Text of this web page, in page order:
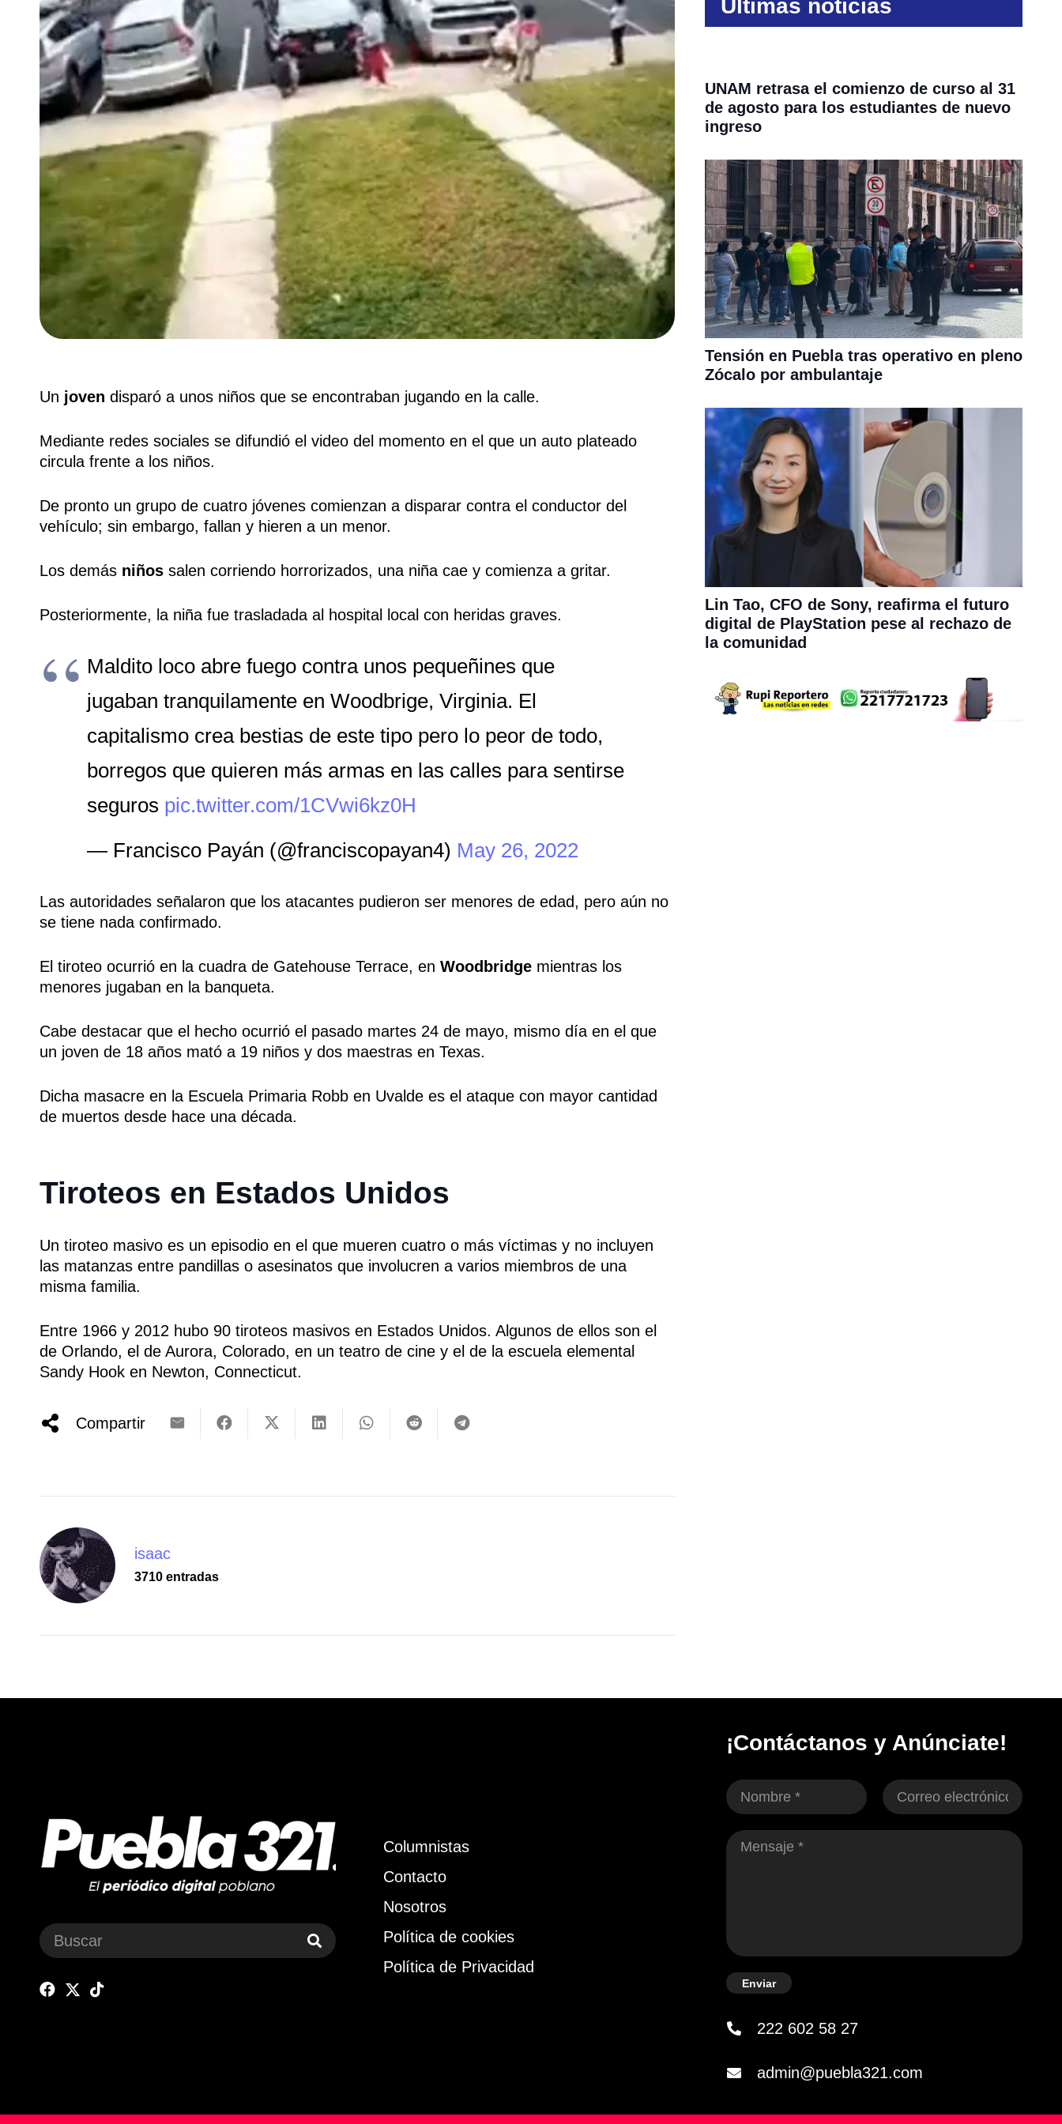
Un joven disparó a unos niños que se encontraban jugando en la calle.
Mediante redes sociales se difundió el video del momento en el que un auto plateado
circula frente a los niños.
De pronto un grupo de cuatro jóvenes comienzan a disparar contra el conductor del
vehículo; sin embargo, fallan y hieren a un menor.
Los demás niños salen corriendo horrorizados, una niña cae y comienza a gritar.
Posteriormente, la niña fue trasladada al hospital local con heridas graves.
Maldito loco abre fuego contra unos pequeñines que
jugaban tranquilamente en Woodbrige, Virginia. El
capitalismo crea bestias de este tipo pero lo peor de todo,
borregos que quieren más armas en las calles para sentirse
seguros pic.twitter.com/1CVwi6kz0H
— Francisco Payán (@franciscopayan4) May 26, 2022
Las autoridades señalaron que los atacantes pudieron ser menores de edad, pero aún no
se tiene nada confirmado.
El tiroteo ocurrió en la cuadra de Gatehouse Terrace, en Woodbridge mientras los
menores jugaban en la banqueta.
Cabe destacar que el hecho ocurrió el pasado martes 24 de mayo, mismo día en el que
un joven de 18 años mató a 19 niños y dos maestras en Texas.
Dicha masacre en la Escuela Primaria Robb en Uvalde es el ataque con mayor cantidad
de muertos desde hace una década.
Tiroteos en Estados Unidos
Un tiroteo masivo es un episodio en el que mueren cuatro o más víctimas y no incluyen
las matanzas entre pandillas o asesinatos que involucren a varios miembros de una
misma familia.
Entre 1966 y 2012 hubo 90 tiroteos masivos en Estados Unidos. Algunos de ellos son el
de Orlando, el de Aurora, Colorado, en un teatro de cine y el de la escuela elemental
Sandy Hook en Newton, Connecticut.
Compartir
isaac
3710 entradas
Últimas noticias
UNAM retrasa el comienzo de curso al 31
de agosto para los estudiantes de nuevo
ingreso
Tensión en Puebla tras operativo en pleno
Zócalo por ambulantaje
Lin Tao, CFO de Sony, reafirma el futuro
digital de PlayStation pese al rechazo de
la comunidad
Columnistas
Contacto
Nosotros
Política de cookies
Política de Privacidad
¡Contáctanos y Anúnciate!
Enviar
222 602 58 27
admin@puebla321.com